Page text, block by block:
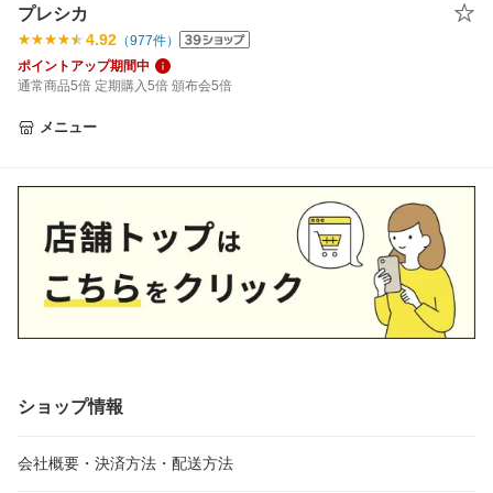
プレシカ
4.92 （977件）
ポイントアップ期間中
通常商品5倍 定期購入5倍 頒布会5倍
メニュー
ショップ情報
会社概要・決済方法・配送方法